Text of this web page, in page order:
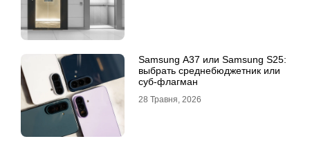
Samsung A37 или Samsung S25:
выбрать среднебюджетник или
суб-флагман
28 Травня, 2026